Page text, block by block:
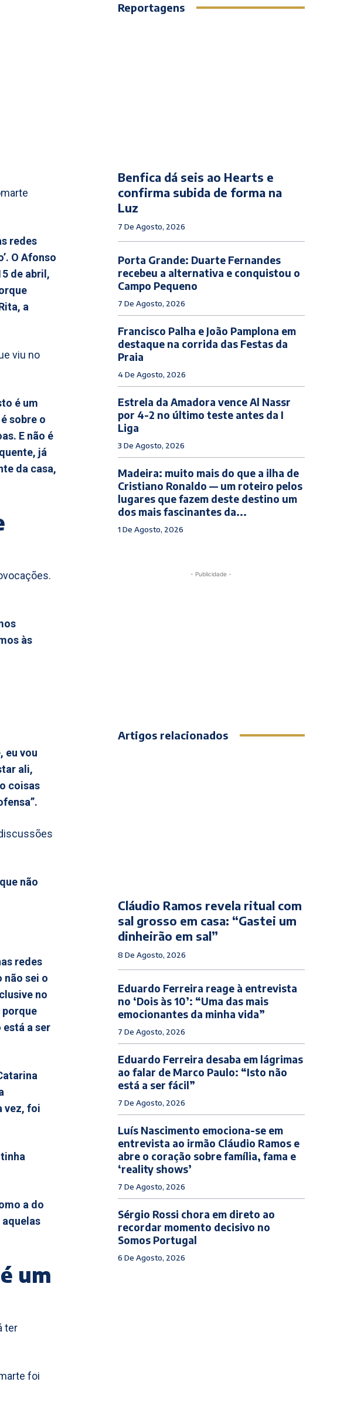
redes
O Afonso
de abril,
a
viu no
é um
sobre o
E não é
já
da casa,
às
eu vou
ali,
coisas
não
redes
não sei o
no
porque
está a ser
vez, foi
a do
um
ter
foi
Reportagens
Benfica dá seis ao Hearts e
confirma subida de forma na
Luz
7 De Agosto, 2026
Porta Grande: Duarte Fernandes
recebeu a alternativa e conquistou o
Campo Pequeno
7 De Agosto, 2026
Francisco Palha e João Pamplona em
destaque na corrida das Festas da
Praia
4 De Agosto, 2026
Estrela da Amadora vence Al Nassr
por 4-2 no último teste antes da I
Liga
3 De Agosto, 2026
Madeira: muito mais do que a ilha de
Cristiano Ronaldo — um roteiro pelos
lugares que fazem deste destino um
dos mais fascinantes da...
1 De Agosto, 2026
- Publicidade -
Artigos relacionados
Cláudio Ramos revela ritual com
sal grosso em casa: “Gastei um
dinheirão em sal”
8 De Agosto, 2026
Eduardo Ferreira reage à entrevista
no ‘Dois às 10’: “Uma das mais
emocionantes da minha vida”
7 De Agosto, 2026
Eduardo Ferreira desaba em lágrimas
ao falar de Marco Paulo: “Isto não
está a ser fácil”
7 De Agosto, 2026
Luís Nascimento emociona-se em
entrevista ao irmão Cláudio Ramos e
abre o coração sobre família, fama e
‘reality shows’
7 De Agosto, 2026
Sérgio Rossi chora em direto ao
recordar momento decisivo no
Somos Portugal
6 De Agosto, 2026